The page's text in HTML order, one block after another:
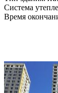
Система
Время